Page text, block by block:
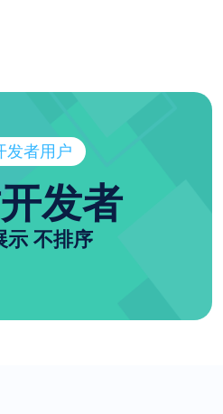
发者用户
发者
示 不排序